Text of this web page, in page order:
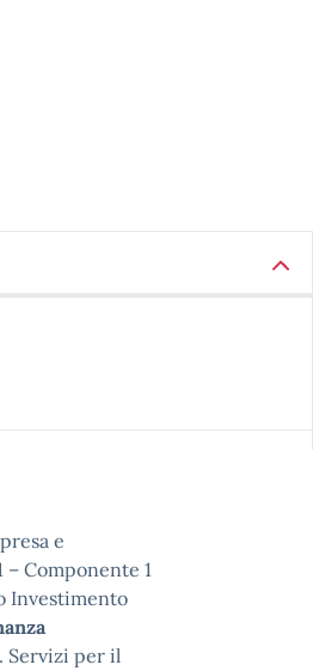
e
– Componente 1
Investimento
Servizi per il